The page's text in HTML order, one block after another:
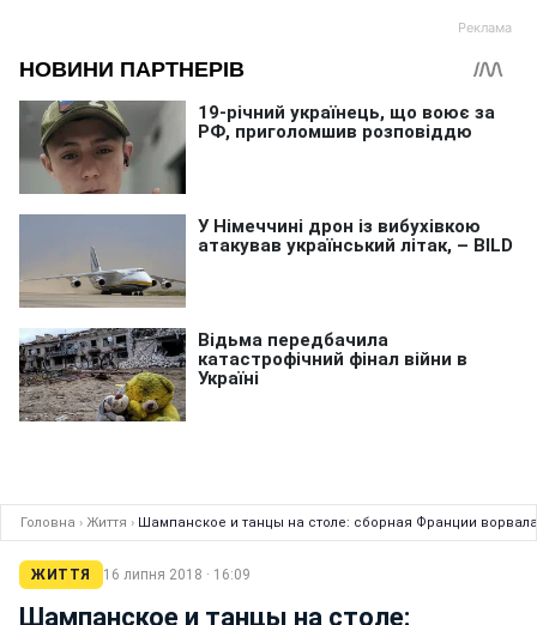
Головна › Життя › Шампанское и танцы на столе: сборная Франции
ЖИТТЯ 16 липня 2018 · 16:09
Шампанское и танцы на столе: